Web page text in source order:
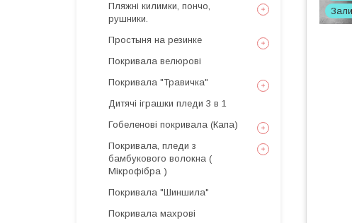
Пляжні килимки, пончо,
рушники.
Простыня на резинке
Покривала велюрові
Покривала "Травичка"
Дитячі іграшки пледи 3 в 1
Гобеленові покривала (Капа)
Покривала, пледи з
бамбукового волокна (
Мікрофібра )
Покривала "Шиншила"
Покривала махрові